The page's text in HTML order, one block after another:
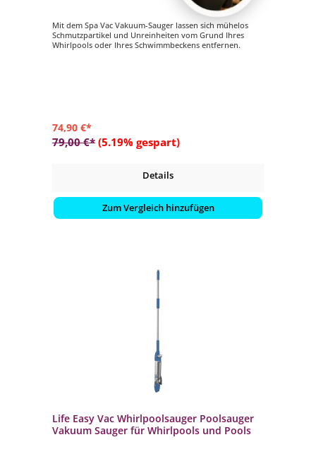
Mit dem Spa Vac Vakuum-Sauger lassen sich mühelos
Schmutzpartikel und Unreinheiten vom Grund Ihres
Whirlpools oder Ihres Schwimmbeckens entfernen.
74,90 €*
79,00 €* (5.19% gespart)
Details
Zum Vergleich hinzufügen
Life Easy Vac Whirlpoolsauger Poolsauger
Vakuum Sauger für Whirlpools und Pools